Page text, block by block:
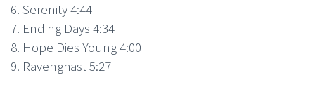
6. Serenity 4:44
7. Ending Days 4:34
8. Hope Dies Young 4:00
9. Ravenghast 5:27